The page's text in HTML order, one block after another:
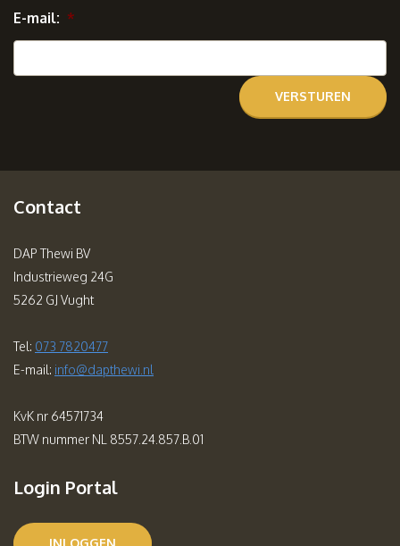
E-mail: *
Contact
DAP Thewi BV
Industrieweg 24G
5262 GJ Vught
Tel: 073 7820477
E-mail: info@dapthewi.nl
KvK nr 64571734
BTW nummer NL 8557.24.857.B.01
Login Portal
INLOGGEN